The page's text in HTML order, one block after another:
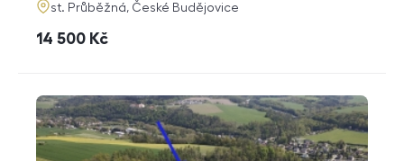
adresa
st. Průběžná, České Budějovice
cena
14 500 Kč